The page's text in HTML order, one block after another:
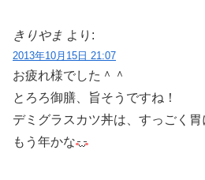
きりやま より:
2013年10月15日 21:07
お疲れ様でした＾＾
とろろ御膳、旨そうですね！
デミグラスカツ丼は、すっごく胃
もう年かな